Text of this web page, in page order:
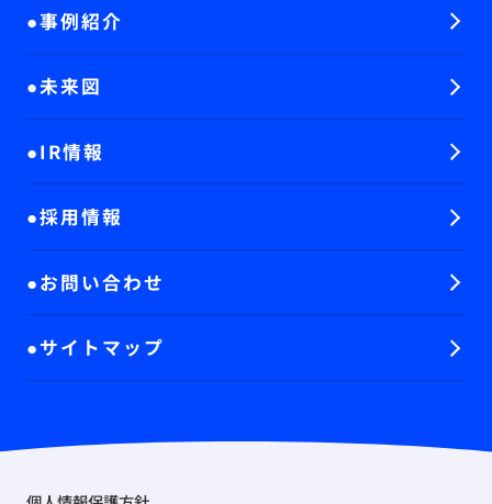
事例紹介
未来図
IR情報
採用情報
お問い合わせ
サイトマップ